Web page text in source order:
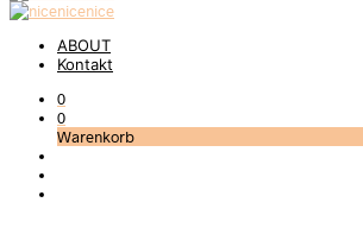
ABOUT
Kontakt
0
0
Warenkorb